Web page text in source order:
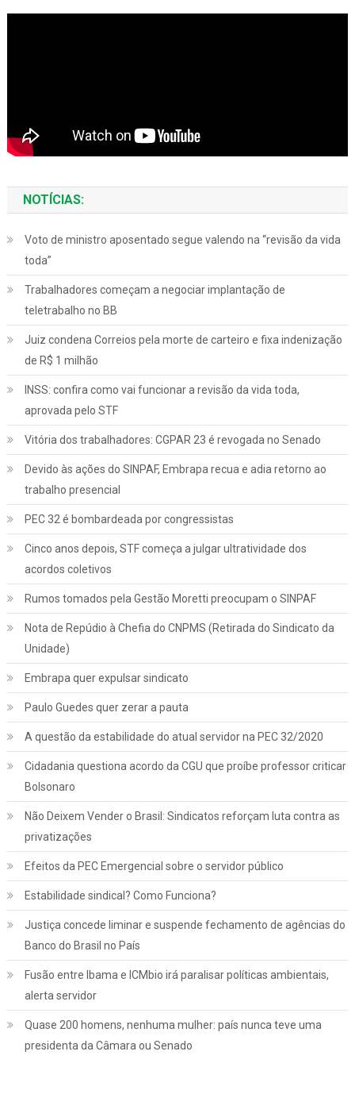
NOTÍCIAS:
Voto de ministro aposentado segue valendo na “revisão da vida
toda”
Trabalhadores começam a negociar implantação de
teletrabalho no BB
Juiz condena Correios pela morte de carteiro e fixa indenização
de R$ 1 milhão
INSS: confira como vai funcionar a revisão da vida toda,
aprovada pelo STF
Vitória dos trabalhadores: CGPAR 23 é revogada no Senado
Devido às ações do SINPAF, Embrapa recua e adia retorno ao
trabalho presencial
PEC 32 é bombardeada por congressistas
Cinco anos depois, STF começa a julgar ultratividade dos
acordos coletivos
Rumos tomados pela Gestão Moretti preocupam o SINPAF
Nota de Repúdio à Chefia do CNPMS (Retirada do Sindicato da
Unidade)
Embrapa quer expulsar sindicato
Paulo Guedes quer zerar a pauta
A questão da estabilidade do atual servidor na PEC 32/2020
Cidadania questiona acordo da CGU que proíbe professor criticar
Bolsonaro
Não Deixem Vender o Brasil: Sindicatos reforçam luta contra as
privatizações
Efeitos da PEC Emergencial sobre o servidor público
Estabilidade sindical? Como Funciona?
Justiça concede liminar e suspende fechamento de agências do
Banco do Brasil no País
Fusão entre Ibama e ICMbio irá paralisar políticas ambientais,
alerta servidor
Quase 200 homens, nenhuma mulher: país nunca teve uma
presidenta da Câmara ou Senado
INSS: confira como vai funcionar a
revisão da vida toda, aprovada pelo STF